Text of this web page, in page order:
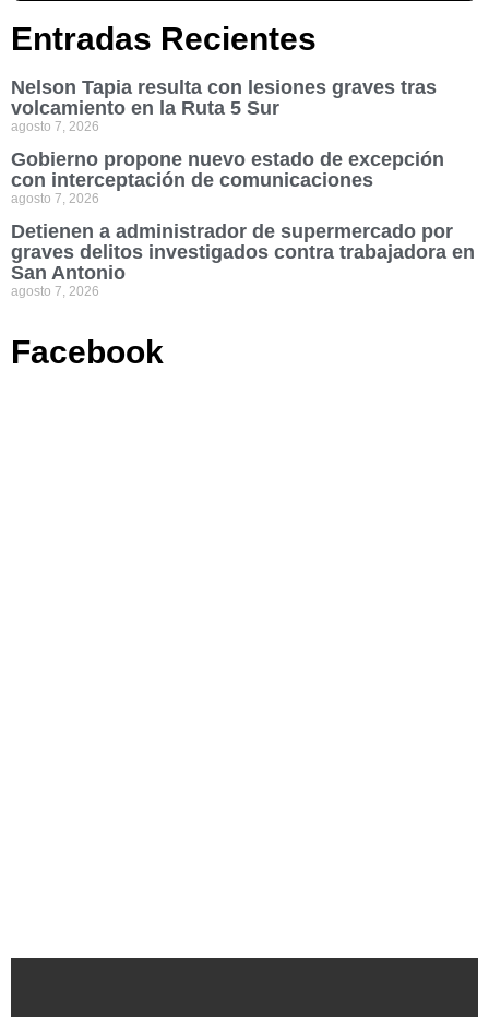
Entradas Recientes
Nelson Tapia resulta con lesiones graves tras
volcamiento en la Ruta 5 Sur
agosto 7, 2026
Gobierno propone nuevo estado de excepción
con interceptación de comunicaciones
agosto 7, 2026
Detienen a administrador de supermercado por
graves delitos investigados contra trabajadora en
San Antonio
agosto 7, 2026
Facebook